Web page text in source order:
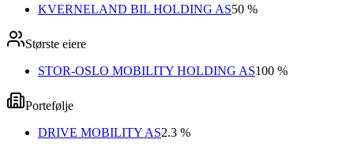
KVERNELAND BIL HOLDING AS50 %
Største eiere
STOR-OSLO MOBILITY HOLDING AS100 %
Portefølje
DRIVE MOBILITY AS2.3 %